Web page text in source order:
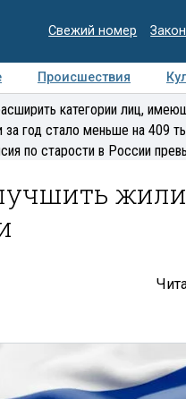
Свежий номер
Происшествия
Медиацентр Интервью
категории лиц,
год стало меньше на 409
по старости в России